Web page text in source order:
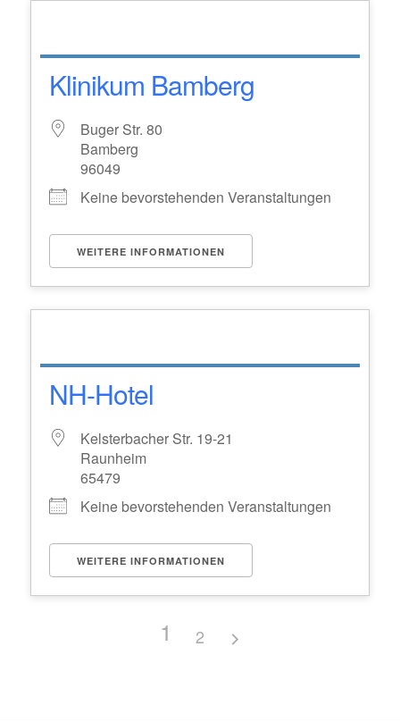
Klinikum Bamberg
Buger Str. 80
Bamberg
96049
Keine bevorstehenden Veranstaltungen
WEITERE INFORMATIONEN
NH-Hotel
Kelsterbacher Str. 19-21
Raunheim
65479
Keine bevorstehenden Veranstaltungen
WEITERE INFORMATIONEN
1 2